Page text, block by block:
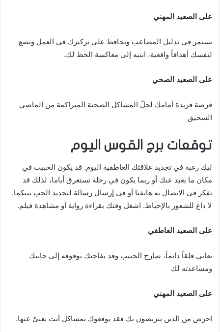
على الصعيد المهني
تستمر في تذليل المصاعب وتحافظ على تركيزك في العمل وتضع
لنفسك أهدافاً واقعية، انتبه إلى معاكسة الحظ لك.
على الصعيد الصحي
فرصة فريدة أمامك لحلّ المشاكل الصحية المتراكمة من الماضي
السحيق
توقعات برج القوس اليوم
ليك رغبة في تجديد علاقتك العاطفية اليوم. قد يكون الحبيب في
مكان ما بعيد عنك أو ربما يكون في رحلة تستغرق أياما، لذلك قد
تفكر في الاتصال به هاتفيا أو في إرسال رسالة لتجديد الحب بينكما.
لا داع للشعور بالإحباط. اشغل وقتك بقراءة رواية أو مشاهدة فيلم.
على الصعيد العاطفي
تعاني قلقاً دائماً، صارح الحبيب وقد يفاجئك بوقوفه إلى جانبك
ومساعدته لك
على الصعيد المهني
احرص من الذين يتربصون بك فقد يوقعوك بمشاكل أنت بغنىً عنها.